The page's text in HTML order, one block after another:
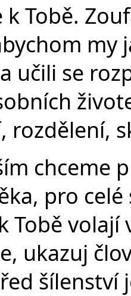
k Tobě.
my
učili se
rozdělení,
chceme
pro
Tobě
ukazuj
šílenství